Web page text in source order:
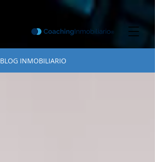
BLOG INMOBILIARIO